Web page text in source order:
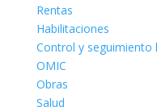
Rentas
Habilitaciones
Control y seguimiento
OMIC
Obras
Salud